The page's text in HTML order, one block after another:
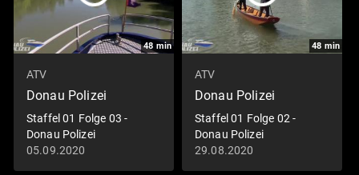
48 min
ATV
Donau Polizei
Staffel 01 Folge 03 -
Donau Polizei
05.09.2020
48 min
ATV
Donau Polizei
Staffel 01 Folge 02 -
Donau Polizei
29.08.2020